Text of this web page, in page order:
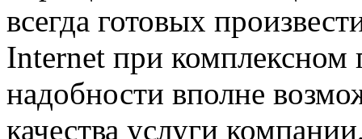
всегда готовых
Internet при
надобности вполне
качества услуги